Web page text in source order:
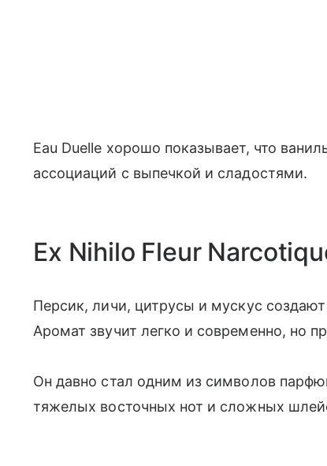
Eau Duelle хорошо показывает, что
ассоциаций с выпечкой и сладостями.
Ex Nihilo Fleur
Персик, личи, цитрусы и мускус
Аромат звучит легко и современно, но
Он давно стал одним из символов
тяжелых восточных нот и сложных